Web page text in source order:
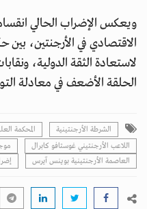
ويعكس الإضراب الحالي
الاقتصادي في الأرجنتين، بين
لاستعادة الثقة الدولية،
الحلقة الأضعف في معادلة
الشرطة الأرجنتينية المحكمة
اللاعب الأرجنتيني غوستافو كابرال
العاصمة الأرجنتينية بوينس آيرس